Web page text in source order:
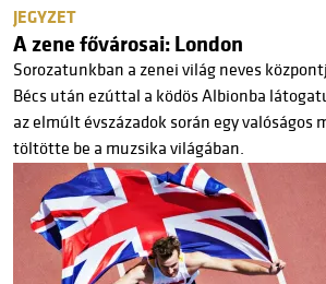
JEGYZET
A zene fővárosai: London
Sorozatunkban a zenei világ neves
Bécs után ezúttal a ködös Albionba
az elmúlt évszázadok során egy valóságos
töltötte be a muzsika világában.